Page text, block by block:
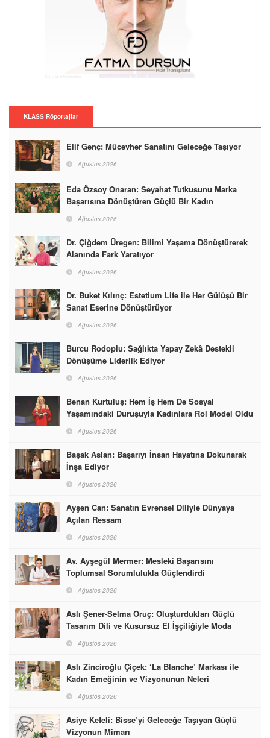
KLASS Röportajlar
Elif Genç: Mücevher Sanatını Geleceğe Taşıyor
Ağustos 2026
Eda Özsoy Onaran: Seyahat Tutkusunu Marka
Başarısına Dönüştüren Güçlü Bir Kadın
Ağustos 2026
Dr. Çiğdem Üregen: Bilimi Yaşama Dönüştürerek
Alanında Fark Yaratıyor
Ağustos 2026
Dr. Buket Kılınç: Estetium Life ile Her Gülüşü Bir
Sanat Eserine Dönüştürüyor
Ağustos 2026
Burcu Rodoplu: Sağlıkta Yapay Zekâ Destekli
Dönüşüme Liderlik Ediyor
Ağustos 2026
Benan Kurtuluş: Hem İş Hem De Sosyal
Yaşamındaki Duruşuyla Kadınlara Rol Model Oldu
Ağustos 2026
Başak Aslan: Başarıyı İnsan Hayatına Dokunarak
İnşa Ediyor
Ağustos 2026
Ayşen Can: Sanatın Evrensel Diliyle Dünyaya
Açılan Ressam
Ağustos 2026
Av. Ayşegül Mermer: Mesleki Başarısını
Toplumsal Sorumlulukla Güçlendirdi
Ağustos 2026
Aslı Şener-Selma Oruç: Oluşturdukları Güçlü
Tasarım Dili ve Kusursuz El İşçiliğiyle Moda
Dünyasına İmzalarını Attılar
Ağustos 2026
Aslı Zinciroğlu Çiçek: ‘La Blanche’ Markası ile
Kadın Emeğinin ve Vizyonunun Neleri
Başarabileceğinin En Güzel Örneğini Sunuyor
Ağustos 2026
Asiye Kefeli: Bisse’yi Geleceğe Taşıyan Güçlü
Vizyonun Mimarı